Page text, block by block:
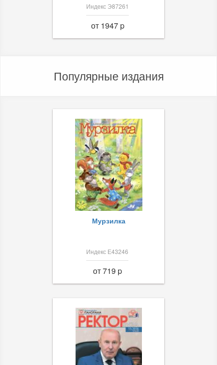
Индекс Э87261
от 1947 p
Популярные издания
Мурзилка
Индекс Е43246
от 719 p